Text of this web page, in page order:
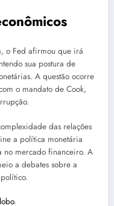
o Fed afirmou que irá
sua postura de
A questão ocorre
o mandato de Cook,
das relações
a política monetária
no mercado financeiro. A
a debates sobre a
.